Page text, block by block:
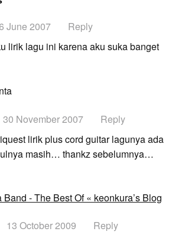
June 2007
Reply
lirik lagu ini karena aku suka banget
30 November 2007
Reply
lirik plus cord guitar lagunya ada
masih… thankz sebelumnya…
Band - The Best Of « keonkura’s Blog
13 October 2009
Reply